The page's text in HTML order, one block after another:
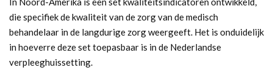
die specifiek de kwaliteit van de zorg van de medisch
behandelaar in de langdurige zorg weergeeft. Het is onduidelijk
in hoeverre deze set toepasbaar is in de Nederlandse
verpleeghuissetting.